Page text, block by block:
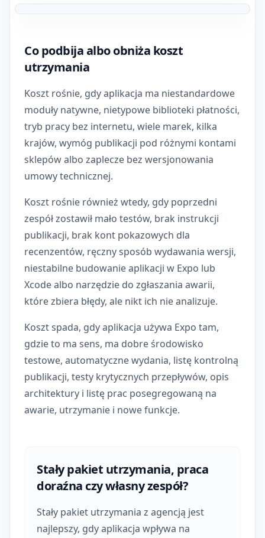
Grafika do artykułu: Koszt utrzymania aplikacji React
Co podbija albo obniża koszt
utrzymania
Koszt rośnie, gdy aplikacja ma niestandardowe
moduły natywne, nietypowe biblioteki płatności,
tryb pracy bez internetu, wiele marek, kilka
krajów, wymóg publikacji pod różnymi kontami
sklepów albo zaplecze bez wersjonowania
umowy technicznej.
Koszt rośnie również wtedy, gdy poprzedni
zespół zostawił mało testów, brak instrukcji
publikacji, brak kont pokazowych dla
recenzentów, ręczny sposób wydawania wersji,
niestabilne budowanie aplikacji w Expo lub
Xcode albo narzędzie do zgłaszania awarii,
które zbiera błędy, ale nikt ich nie analizuje.
Koszt spada, gdy aplikacja używa Expo tam,
gdzie to ma sens, ma dobre środowisko
testowe, automatyczne wydania, listę kontrolną
publikacji, testy krytycznych przepływów, opis
architektury i listę prac posegregowaną na
awarie, utrzymanie i nowe funkcje.
Stały pakiet utrzymania, praca
doraźna czy własny zespół?
Stały pakiet utrzymania z agencją jest
najlepszy, gdy aplikacja wpływa na